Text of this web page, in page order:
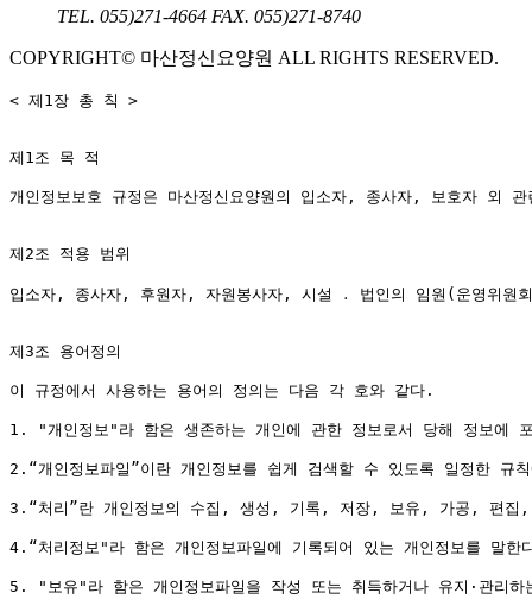
TEL. 055)271-4664 FAX. 055)271-8740
COPYRIGHT© 마산정신요양원 ALL RIGHTS RESERVED.
< 제1장 총 칙 >
제1조 목 적
개인정보보호 규정은 마산정신요양원의 입소자, 종사자, 보호자 외
제2조 적용 범위
입소자, 종사자, 후원자, 자원봉사자, 시설 ․ 법인의 임원(운영위
제3조 용어정의
이 규정에서 사용하는 용어의 정의는 다음 각 호와 같다.
1. "개인정보"라 함은 생존하는 개인에 관한 정보로서 당해 정보에
2.“개인정보파일”이란 개인정보를 쉽게 검색할 수 있도록 일정한
3.“처리”란 개인정보의 수집, 생성, 기록, 저장, 보유, 가공, 편
4.“처리정보"라 함은 개인정보파일에 기록되어 있는 개인정보를 말한
5. "보유"라 함은 개인정보파일을 작성 또는 취득하거나 유지·관리